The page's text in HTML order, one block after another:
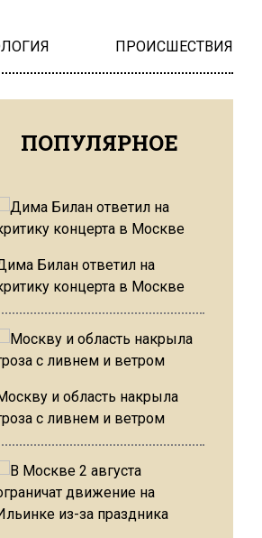
ПРОИСШЕСТВИЯ
ПОПУЛЯРНОЕ
Билан ответил на
концерта в Москве
и область накрыла
с ливнем и ветром